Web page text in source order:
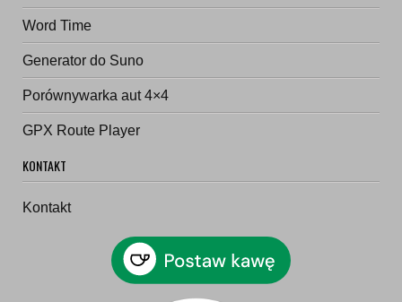
Word Time
Generator do Suno
Porównywarka aut 4×4
GPX Route Player
KONTAKT
Kontakt